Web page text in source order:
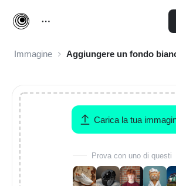
Immagine Aggiungere un fondo
Carica la tua
Prova con uno di questi